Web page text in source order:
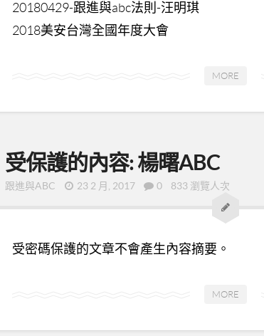
20180429-跟進與abc法則-汪明琪
2018美安台灣全國年度大會
MORE
受保護的內容: 楊曙ABC
跟進與ABC 23 2 月, 2017 0 833 瀏覽人次
受密碼保護的文章不會產生內容摘要。
MORE